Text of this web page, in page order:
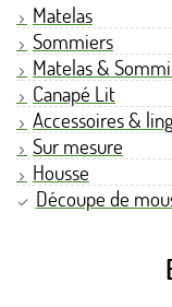
Matelas
Sommiers
Matelas &
Canapé Lit
Accessoires &
Sur mesure
Housse
Découpe de